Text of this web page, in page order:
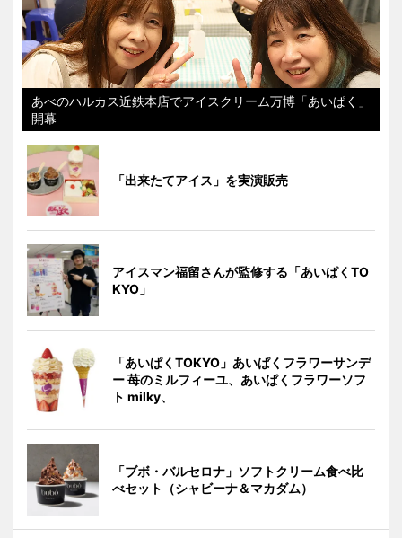
あべのハルカス近鉄本店でアイスクリーム万博「あいぱく」
開幕
「出来たてアイス」を実演販売
アイスマン福留さんが監修する「あいぱくTO
KYO」
「あいぱくTOKYO」あいぱくフラワーサンデ
ー 苺のミルフィーユ、あいぱくフラワーソフ
ト milky、
「ブボ・バルセロナ」ソフトクリーム食べ比
べセット（シャビーナ＆マカダム）